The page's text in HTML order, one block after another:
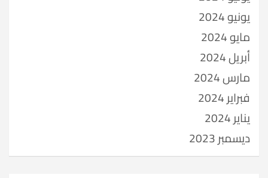
يونيو 2024
مايو 2024
أبريل 2024
مارس 2024
فبراير 2024
يناير 2024
ديسمبر 2023